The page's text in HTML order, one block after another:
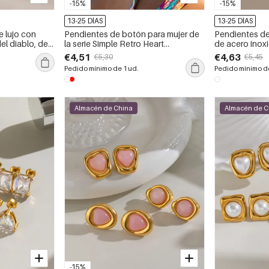
lujo con
diablo, de
al agua
-15%
13-25 DÍAS
Pendientes de botón para mujer de
la serie Simple Retro Heart
Rectangular de acero inoxidable
resistente al agua color dorado
€4,51 €5,30
Pedido mínimo de 1 ud.
-15%
13-25 DÍAS
Pendientes
de acero
de color
para mujer.
€4,63 €5,45
Pedido mínimo
-15%
Almacén de China Almacén de